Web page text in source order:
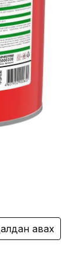
авах